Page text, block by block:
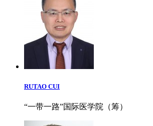
RUTAO CUI
“一带一路”国际医学院（筹）